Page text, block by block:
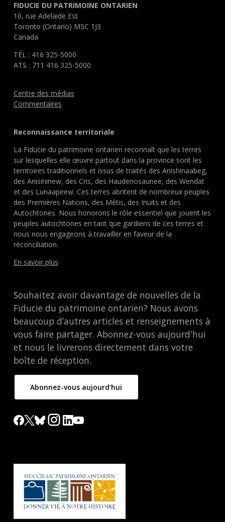
FIDUCIE DU PATRIMOINE ONTARIEN
10, rue Adelaide Est
Toronto (Ontario) M5C 1J3
Canada
TÉL : 416 325-5000
ATS : 711 416 325-5000
Centre des médias
Commentaires
Reconnaissance territoriale
La Fiducie du patrimoine ontarien reconnaît que les terres
sur lesquelles elle œuvre partout dans la province sont les
territoires traditionnels et issus de traités des Anishinaabeg,
des Anisininew, des Cris, des Haudenosaunee, des Wendat
et des Lunaapeew. Ces terres abritent de nombreux peuples
des Premières Nations, des Métis, des Inuits et des
Autochtones. Nous honorons le rôle essentiel que jouent les
peuples autochtones en tant que gardiens de ces terres et
nous nous engageons à travailler en faveur de la
réconciliation.
En savoir plus
Souhaitez avoir davantage de nouvelles de la
Fiducie du patrimoine ontarien? Nous avons
beaucoup d’autres articles et renseignements à
vous faire partager. Abonnez-vous aujourd'hui
et nous le livrerons directement dans votre
boîte de réception.
Abonnez-vous aujourd'hui